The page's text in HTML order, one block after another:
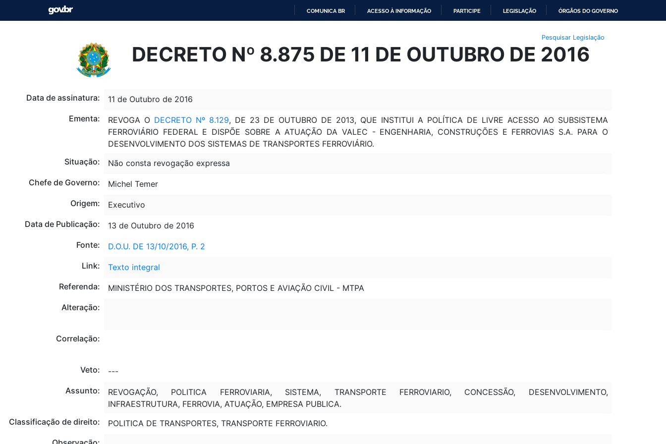
O
CONTEÚDO
COMUNICA BR ACESSO À INFORMAÇÃO PARTICIPE LEGISLAÇÃO ÓRGÃOS DO GOVERNO
Pesquisar Legislação
DECRETO Nº 8.875 DE 11 DE OUTUBRO DE 2016
Data de assinatura:
11 de Outubro de 2016
Ementa:
REVOGA O DECRETO Nº 8.129, DE 23 DE OUTUBRO DE 2013, QUE INSTITUI A POLÍTICA DE LIVRE ACESSO AO SUBSISTEMA
FERROVIÁRIO FEDERAL E DISPÕE SOBRE A ATUAÇÃO DA VALEC - ENGENHARIA, CONSTRUÇÕES E FERROVIAS S.A. PARA O
DESENVOLVIMENTO DOS SISTEMAS DE TRANSPORTES FERROVIÁRIO.
Situação:
Não consta revogação expressa
Chefe de Governo:
Michel Temer
Origem:
Executivo
Data de Publicação:
13 de Outubro de 2016
Fonte:
D.O.U. DE 13/10/2016, P. 2
Link:
Texto integral
Referenda:
MINISTÉRIO DOS TRANSPORTES, PORTOS E AVIAÇÃO CIVIL - MTPA
Alteração:
Correlação:
Veto:
---
Assunto:
REVOGAÇÃO, POLITICA FERROVIARIA, SISTEMA, TRANSPORTE FERROVIARIO, CONCESSÃO, DESENVOLVIMENTO,
INFRAESTRUTURA, FERROVIA, ATUAÇÃO, EMPRESA PUBLICA.
Classificação de direito:
POLITICA DE TRANSPORTES, TRANSPORTE FERROVIARIO.